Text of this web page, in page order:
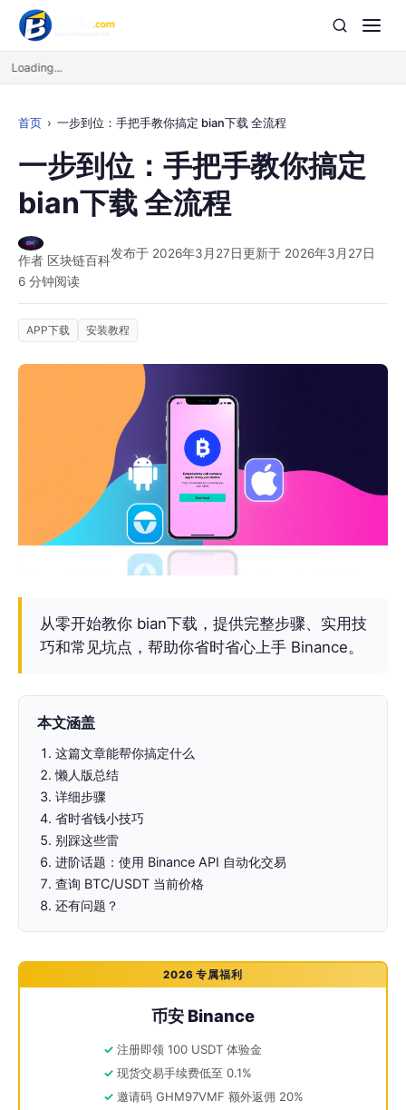
Loading...
首页 一步到位：手把手教你搞定 bian下载 全流程
一步到位：手把手教你搞定
bian下载 全流程
作者 区块链百科发布于 2026年3月27日更新于 2026年3月27日
6 分钟阅读
APP下载 安装教程
从零开始教你 bian下载，提供完整步骤、实用技
巧和常见坑点，帮助你省时省心上手 Binance。
本文涵盖
这篇文章能帮你搞定什么
懒人版总结
详细步骤
省时省钱小技巧
别踩这些雷
进阶话题：使用 Binance API 自动化交易
查询 BTC/USDT 当前价格
还有问题？
2026 专属福利
币安 Binance
注册即领 100 USDT 体验金
现货交易手续费低至 0.1%
邀请码 GHM97VMF 额外返佣 20%